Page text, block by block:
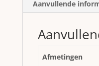
Aanvullende
Afmetingen